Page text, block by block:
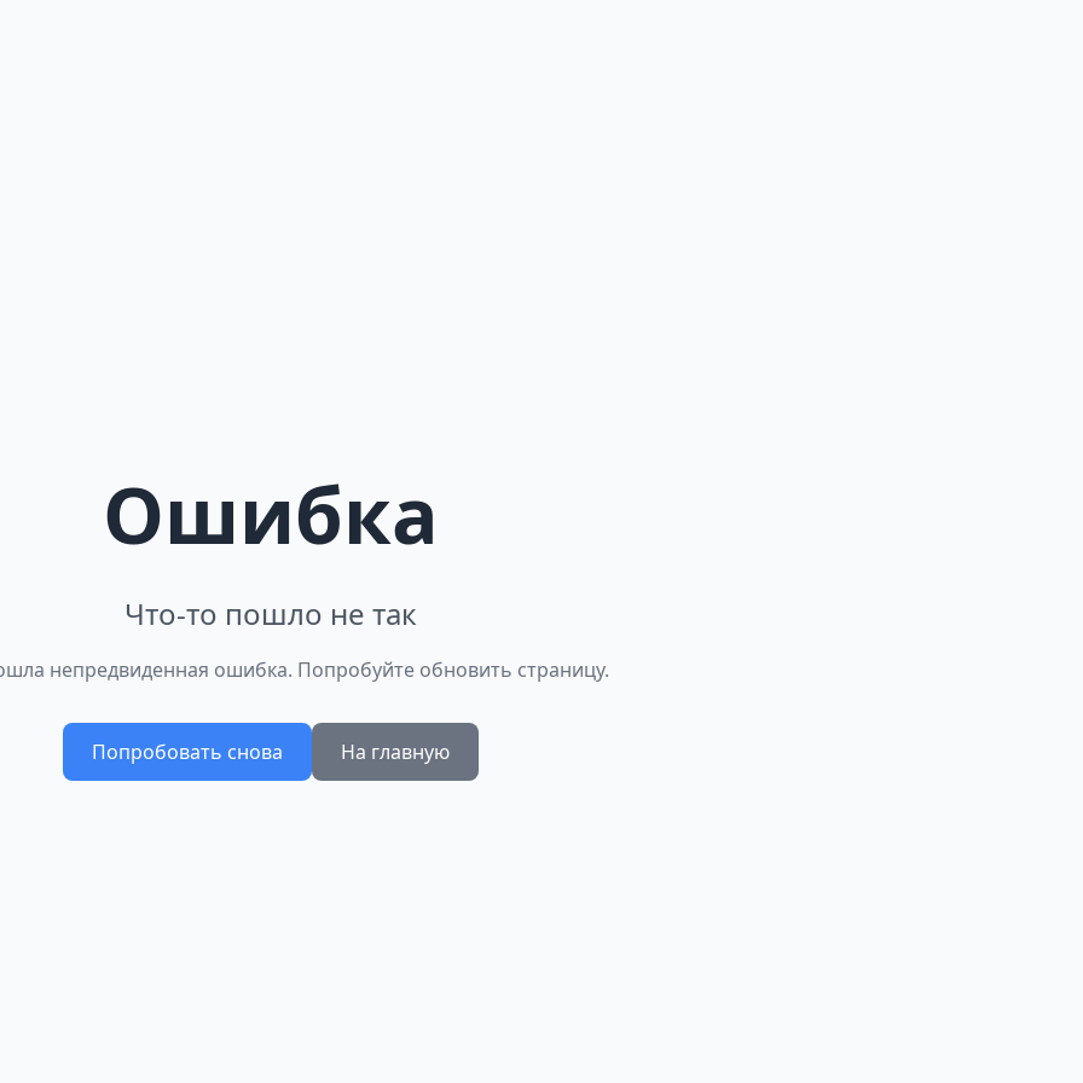
Ошибка
Что-то пошло не так
непредвиденная ошибка. Попробуйте обновить страницу.
Попробовать снова На главную